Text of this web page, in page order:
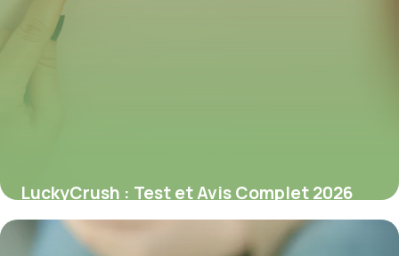
LuckyCrush : Test et Avis Complet 2026
9 juillet 2026